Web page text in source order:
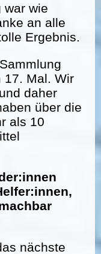
war wie
an alle
Ergebnis.
17. Mal. Wir
daher
über die
als 10
nächste